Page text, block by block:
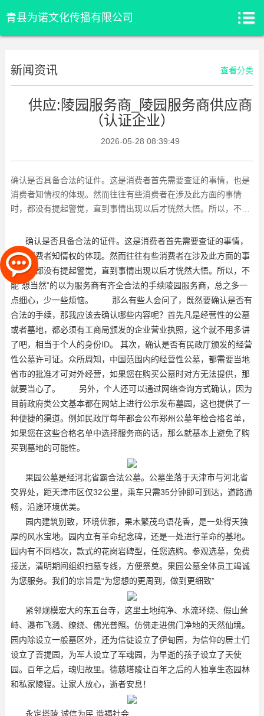
青县为诺文化传播有限公司
新闻资讯 查看分类
供应:陵园服务商_陵园服务商供应商
（认证企业）
2026-05-28 08:39:49
确认是否具备合法的证件。这是消费者首先需要查证的事情，也是
消费者知情权的体现。然而往往有些消费者在涉及此方面的事情
时，都没有提起警觉，直到事情出现以后才恍然大悟。所以，不能
确认是否具备合法的证件。这是消费者首先需要查证的事情，
也是消费者知情权的体现。然而往往有些消费者在涉及此方面的事
情时，都没有提起警觉，直到事情出现以后才恍然大悟。所以，不
能“想当然”的以为服务商有齐全合法的手续陵园服务商，总之多一
点细心，少一些烦恼。 那么有些人会问了，既然要确认是否有
合法的手续，那我应该去确认哪些内容呢？首先凡是经营性的公墓
或者墓地，都必须有工商局颁发的企业营业执照，这个就不用多讲
了吧，相当于个人的身份ID。 其次，确认是否有民政厅颁发的经营
性公墓许可证。众所周知，中国范围内的经营性公墓，都需要当地
省市的批准才可对外经营，如果您在购买公墓时对方无法提供，那
就要当心了。 另外，个人还可以通过网络查询方式确认，因为
目前政府类公文基本都在网站上进行公示发布墓园 ，这也提供了一
种便捷的渠道。例如民政厅每年都会公布郑州公墓年检合格名单，
如果您在这些合格名单中选择服务商的话，那么就基本上避免了购
买到墓地的可能性。
果园公墓是经河北省霸合法公墓。公墓坐落于天津市与河北省
交界处，距天津市区仅32公里，乘车只需35分钟即可到达，道路通
畅，沿途环境优美。
园内建筑别致，环境优雅，果木繁茂鸟语花香，是一处得天独
厚的风水宝地。园内立有革命纪念碑，还是一处进行革命的基地。
园内有不同档次，款式的花岗岩碑型，任您选购。参观选墓，免费
接送，清明期间组织扫墓专线，方便祭奠。果园公墓全体员工竭诚
为您服务。我们的宗旨是“为您想的更周到，做到更细致”
紧邻规模宏大的东五台寺，这里土地纯净、水流环绕、假山耸
峙、瀑布飞溅、缭绕、佛光普照。仿佛走进佛门净地的天然仙境。
园内除设立一般墓区外，还为信徒设立了伊甸园，为信仰的居士们
设立了菩提园，为军人设立了军魂园，为早逝的孩子设立了天使
园。百年之后，魂归故里。德慈塔陵让百年之后的人独享生态园林
和私家陵寝。让家人放心，逝者安息！
永定塔陵 诚信为民 造福社会